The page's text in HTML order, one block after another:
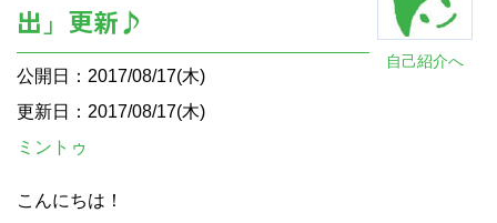
自己紹介へ
出」更新♪
公開日：2017/08/17(木)
更新日：2017/08/17(木)
ミントゥ
こんにちは！